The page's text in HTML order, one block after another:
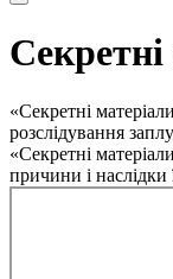
«Секретні
розслідування
«Секретні
причини і наслідки